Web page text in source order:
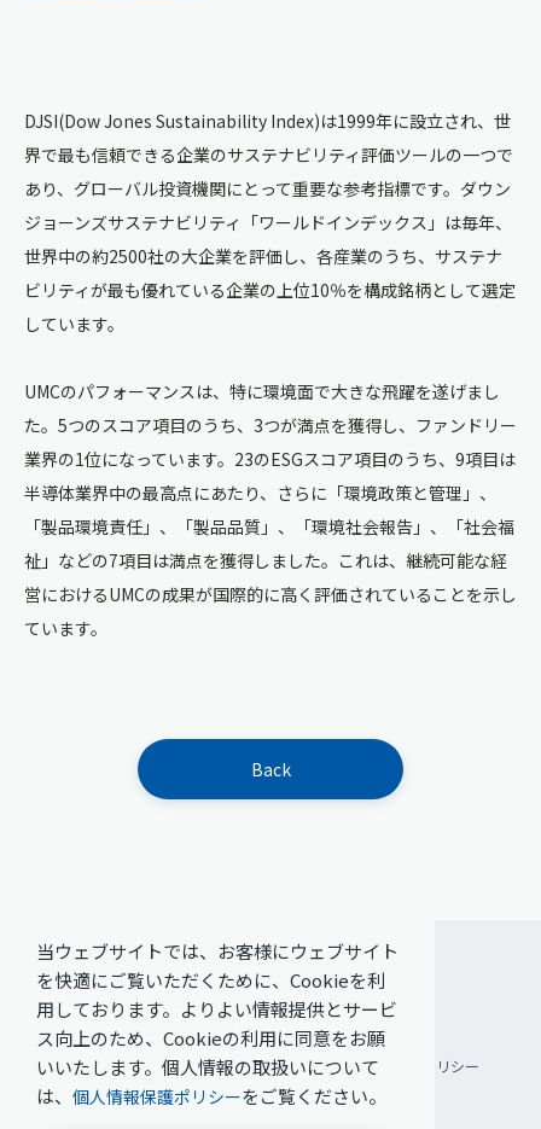
当ウェブサイトでは、お客様にウェブサイト
を快適にご覧いただくために、Cookieを利
用しております。よりよい情報提供とサービ
ス向上のため、Cookieの利用に同意をお願
いいたします。個人情報の取扱いについて
は、 個人情報保護ポリシーをご覧ください。
DJSI(Dow Jones Sustainability Index)は1999年に設立され、世
界で最も信頼できる企業のサステナビリティ評価ツールの一つで
あり、グローバル投資機関にとって重要な参考指標です。ダウン
ジョーンズサステナビリティ「ワールドインデックス」は毎年、
世界中の約2500社の大企業を評価し、各産業のうち、サステナ
ビリティが最も優れている企業の上位10％を構成銘柄として選定
しています。
UMCのパフォーマンスは、特に環境面で大きな飛躍を遂げまし
た。5つのスコア項目のうち、3つが満点を獲得し、ファンドリー
業界の1位になっています。23のESGスコア項目のうち、9項目は
半導体業界中の最高点にあたり、さらに「環境政策と管理」、
「製品環境責任」、「製品品質」、「環境社会報告」、「社会福
祉」などの7項目は満点を獲得しました。これは、継続可能な経
営におけるUMCの成果が国際的に高く評価されていることを示し
ています。
Back
ご利用条件 個人情報保護方針 ソーシャルメディアポリシー